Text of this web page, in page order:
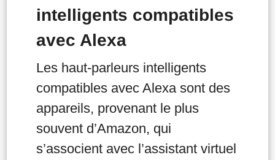
intelligents compatibles
avec Alexa
Les haut-parleurs intelligents
compatibles avec Alexa sont des
appareils, provenant le plus
souvent d’Amazon, qui
s’associent avec l’assistant virtuel